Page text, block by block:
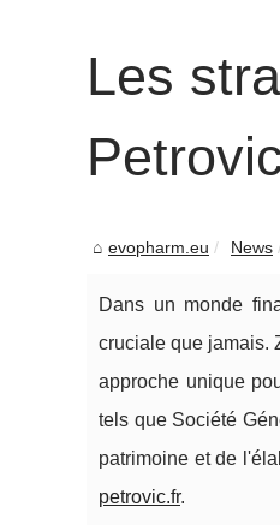
Les
evopharm.eu News
Dans un monde
cruciale que jamais.
approche unique
tels que Société
patrimoine et de
petrovic.fr.